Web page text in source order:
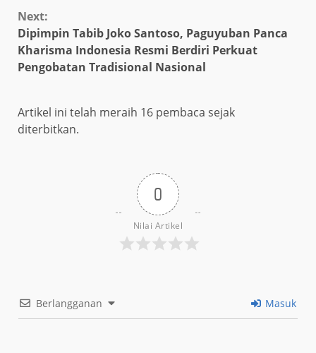
Next:
Dipimpin Tabib Joko Santoso, Paguyuban Panca
Kharisma Indonesia Resmi Berdiri Perkuat
Pengobatan Tradisional Nasional
Artikel ini telah meraih 16 pembaca sejak
diterbitkan.
0
Nilai Artikel
Berlangganan Masuk